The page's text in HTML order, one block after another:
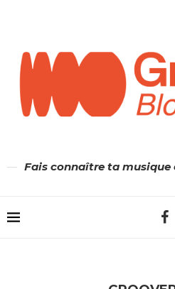
Fais connaître ta musique